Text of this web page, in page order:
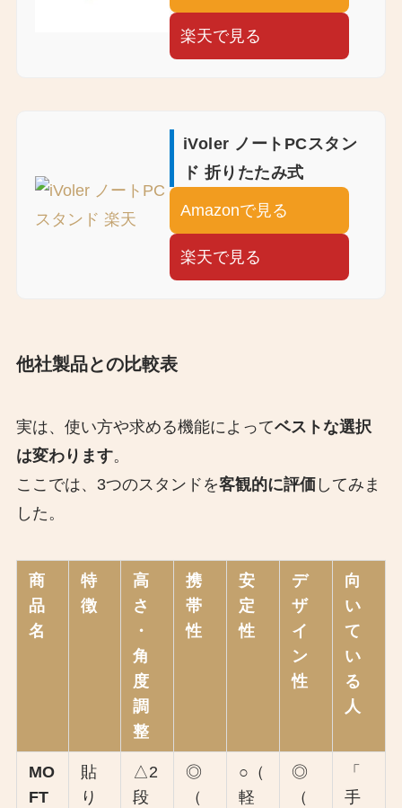
楽天で見る
iVoler ノートPCスタン
ド 折りたたみ式
Amazonで見る
楽天で見る
他社製品との比較表
実は、使い方や求める機能によってベストな選択
は変わります。
ここでは、3つのスタンドを客観的に評価してみま
した。
商
品
名
特
徴
高
さ
・
角
度
調
整
携
帯
性
安
定
性
デ
ザ
イ
ン
性
向
い
て
い
る
人
MO
FT
貼
り
△2
段
◎
（
○（
軽
◎
（
「
手